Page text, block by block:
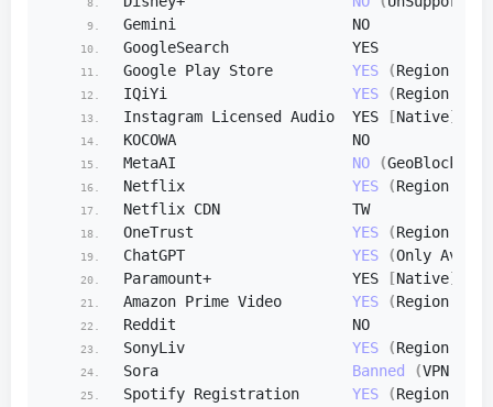
Gemini                    NO
GoogleSearch              YES
Google Play Store YES (Region: HK
IQiYi YES (Region: HK
Instagram Licensed Audio  YES
[Native]
KOCOWA                    NO
MetaAI NO (GeoBlocked
Netflix YES (Region: US
Netflix CDN               TW
OneTrust YES (Region: HK
ChatGPT YES (Only
Paramount+                YES
[Native]
Amazon Prime Video YES (Region: CA
Reddit                    NO
SonyLiv YES (Region: CA
Sora Banned (VPN
Spotify Registration YES (Region: HK